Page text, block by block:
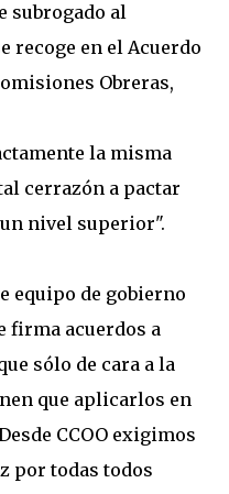
subrogado al
recoge en el Acuerdo
Obreras,
la misma
cerrazón a pactar
nivel superior".
equipo de gobierno
firma acuerdos a
sólo de cara a la
que aplicarlos en
CCOO exigimos
por todas todos